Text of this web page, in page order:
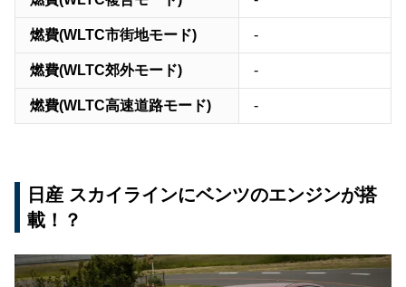
燃費(WLTC市街地モード) -
燃費(WLTC郊外モード) -
燃費(WLTC高速道路モード) -
日産 スカイラインにベンツのエンジンが搭
載！？